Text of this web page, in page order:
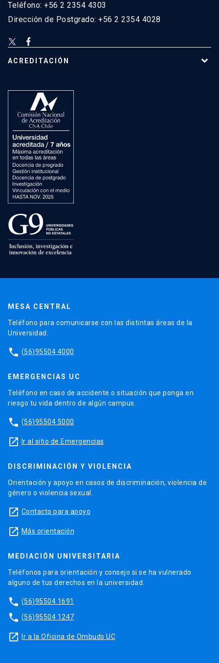
Teléfono: +56 2 2354 4303
Dirección de Postgrado: +56 2 2354 4028
ACREDITACIÓN
MESA CENTRAL
Teléfono para comunicarse con las distintas áreas de la
Universidad.
phone (56)95504 4000
EMERGENCIAS UC
Teléfono en caso de accidente o situación que ponga en
riesgo tu vida dentro de algún campus.
phone (56)95504 5000
launch Ir al sitio de Emergencias
DISCRIMINACIÓN Y VIOLENCIA
Orientación y apoyo en casos de discriminación, violencia de
género o violencia sexual.
launch Contacto para apoyo
launch Más orientación
MEDIACIÓN UNIVERSITARIA
Teléfonos para orientación y consejo si se ha vulnerado
alguno de tus derechos en la universidad.
phone (56)95504 1691
phone (56)95504 1247
launch Ir a la Oficina de Ombuds UC